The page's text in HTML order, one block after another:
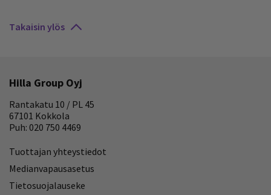
Takaisin ylös
Hilla Group Oyj
Rantakatu 10 / PL 45
67101 Kokkola
Puh: 020 750 4469
Tuottajan yhteystiedot
Medianvapausasetus
Tietosuojalauseke